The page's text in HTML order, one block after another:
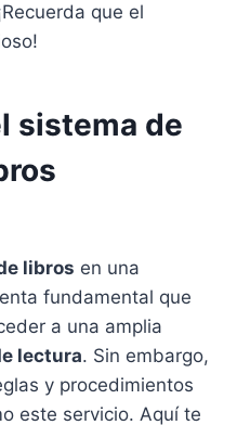
que el
sistema de
libros en una
fundamental que
a una amplia
lectura. Sin embargo,
y procedimientos
este servicio. Aquí te